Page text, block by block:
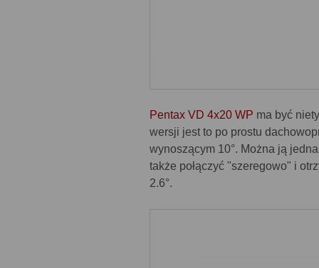
Pentax VD 4x20 WP ma być
wersji jest to po prostu
wynoszącym 10°. Można ją
także połączyć "szeregowo" i
2.6°.